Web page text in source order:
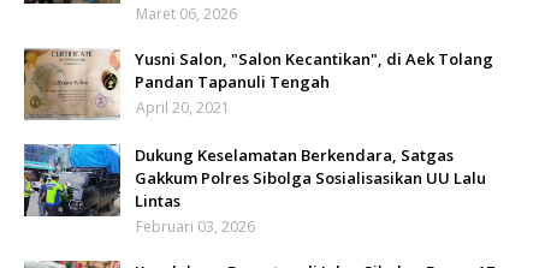
Maret 06, 2026
Yusni Salon, "Salon Kecantikan", di Aek Tolang
Pandan Tapanuli Tengah
April 20, 2021
Dukung Keselamatan Berkendara, Satgas
Gakkum Polres Sibolga Sosialisasikan UU Lalu
Lintas
Februari 03, 2026